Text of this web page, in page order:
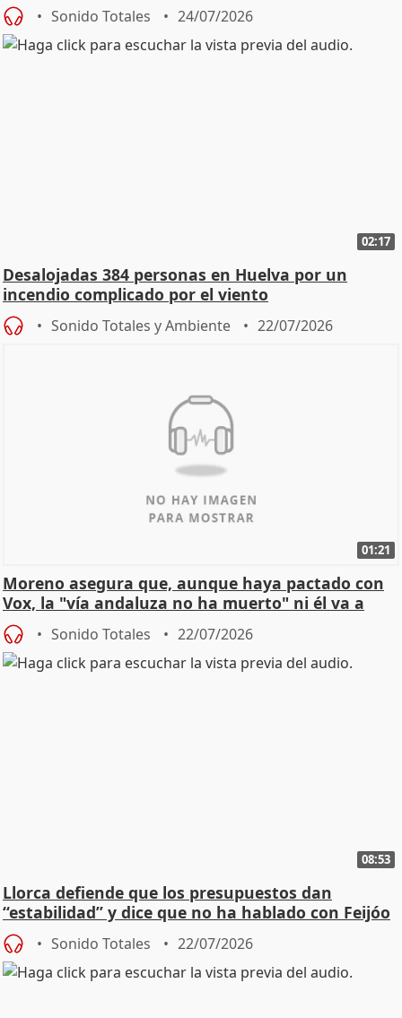
Sonido Totales 24/07/2026
02:17
Desalojadas 384 personas en Huelva por un
incendio complicado por el viento
Sonido Totales y Ambiente 22/07/2026
01:21
Moreno asegura que, aunque haya pactado con
Vox, la "vía andaluza no ha muerto" ni él va a
"cambiar"
Sonido Totales 22/07/2026
08:53
Llorca defiende que los presupuestos dan
“estabilidad” y dice que no ha hablado con Feijóo
Sonido Totales 22/07/2026